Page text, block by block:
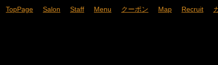
TopPage Salon Staff Menu クーポン Map Recruit